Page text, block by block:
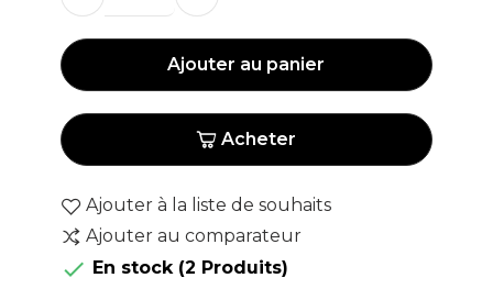
Ajouter au panier
Acheter
Ajouter à la liste de souhaits
Ajouter au comparateur
 En stock (2 Produits)